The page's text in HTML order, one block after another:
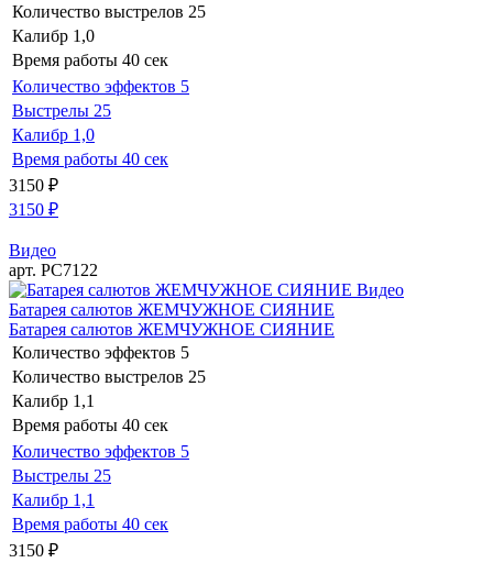
Количество выстрелов 25
Калибр 1,0
Время работы 40 сек
Количество эффектов 5
Выстрелы 25
Калибр 1,0
Время работы 40 сек
3150 ₽
3150 ₽
Видео
арт. РС7122
Видео
Батарея салютов ЖЕМЧУЖНОЕ СИЯНИЕ
Батарея салютов ЖЕМЧУЖНОЕ СИЯНИЕ
Количество эффектов 5
Количество выстрелов 25
Калибр 1,1
Время работы 40 сек
Количество эффектов 5
Выстрелы 25
Калибр 1,1
Время работы 40 сек
3150 ₽